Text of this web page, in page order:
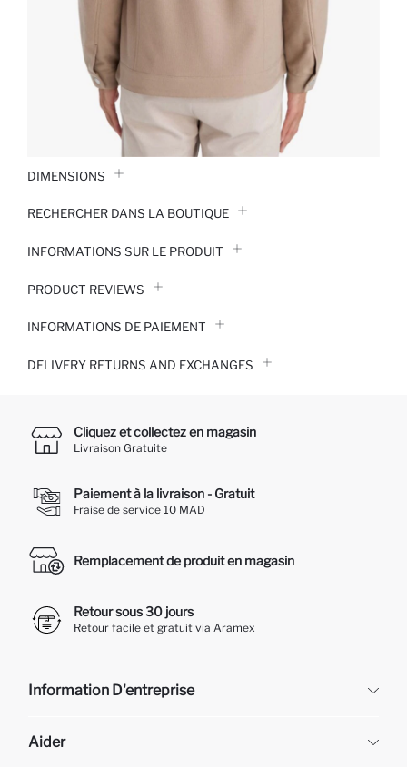
DIMENSIONS
RECHERCHER DANS LA BOUTIQUE
INFORMATIONS SUR LE PRODUIT
PRODUCT REVIEWS
INFORMATIONS DE PAIEMENT
DELIVERY RETURNS AND EXCHANGES
Cliquez et collectez en magasin
Livraison Gratuite
Paiement à la livraison - Gratuit
Fraise de service 10 MAD
Remplacement de produit en magasin
Retour sous 30 jours
Retour facile et gratuit via Aramex
Information D'entreprise
À propos de nous
Aider